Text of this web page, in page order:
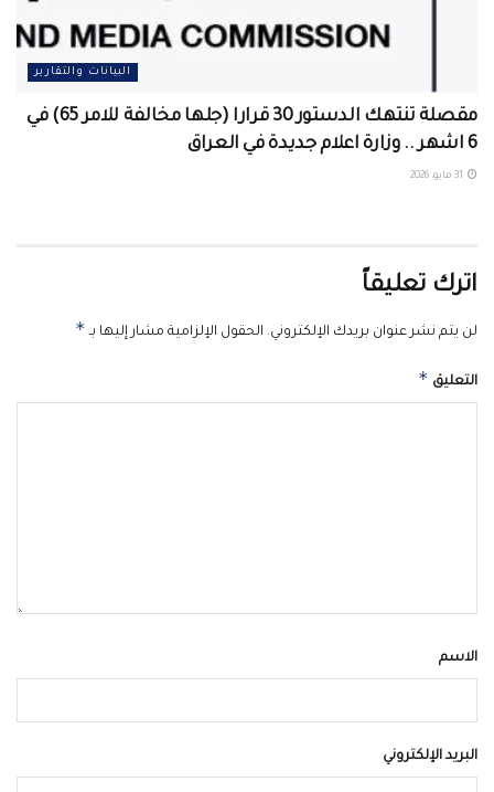
البيانات والتقارير
مقصلة تنتهك الدستور 30 قرارا (جلها مخالفة للامر 65) في
6 اشهر .. وزارة اعلام جديدة في العراق
اترك تعليقاً
لن يتم نشر عنوان بريدك الإلكتروني. الحقول الإلزامية مشار إليها بـ *
التعليق *
الاسم
البريد الإلكتروني